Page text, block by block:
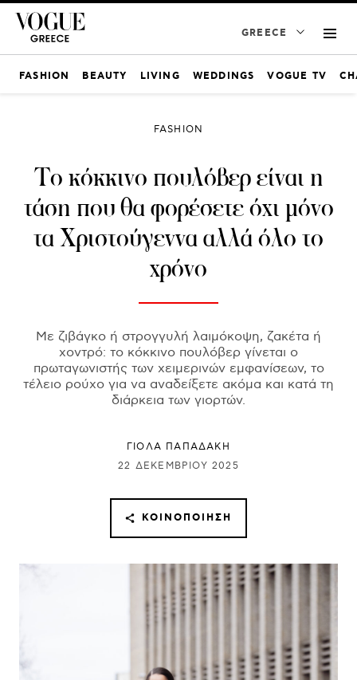
GREECE
FASHION BEAUTY LIVING WEDDINGS VOGUE TV
FASHION
Το κόκκινο πουλόβερ είναι η
τάση που θα φορέσετε όχι μόνο
τα Χριστούγεννα αλλά όλο το
χρόνο
Με ζιβάγκο ή στρογγυλή λαιμόκοψη, ζακέτα ή
χοντρό: το κόκκινο πουλόβερ γίνεται ο
πρωταγωνιστής των χειμερινών εμφανίσεων, το
τέλειο ρούχο για να αναδείξετε ακόμα και κατά τη
διάρκεια των γιορτών.
ΓΙΌΛΑ ΠΑΠΑΔΆΚΗ
22 ΔΕΚΕΜΒΡΊΟΥ 2025
ΚΟΙΝΟΠΟΊΗΣΗ